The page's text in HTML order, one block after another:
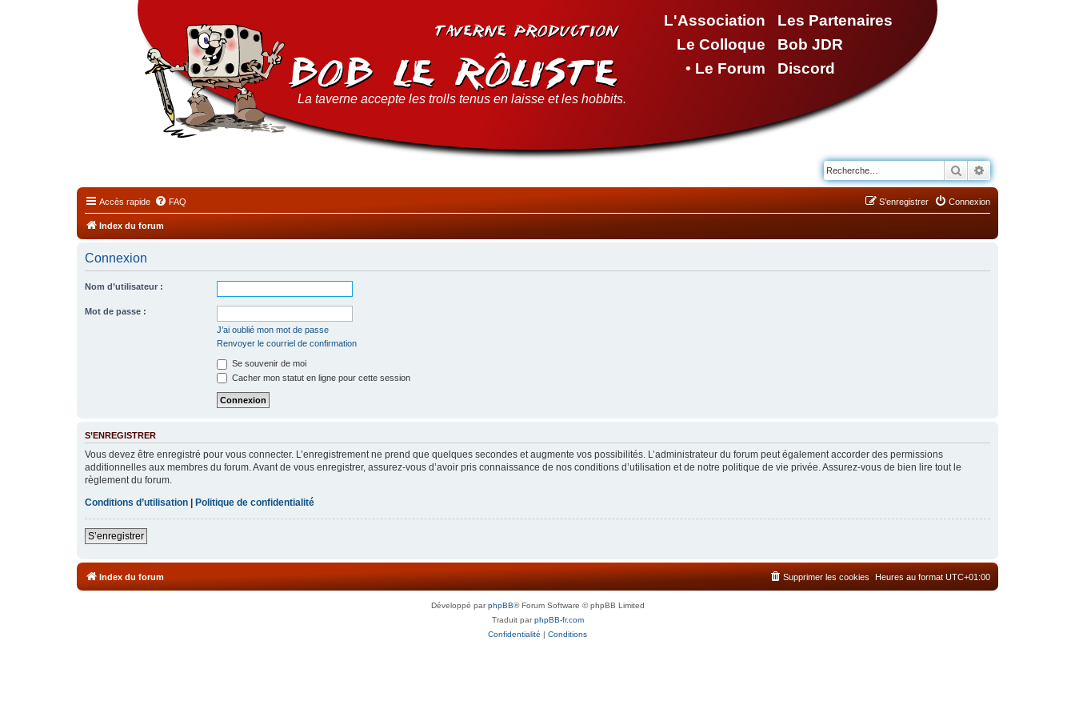
L'Association
Le Colloque
• Le Forum
Les Partenaires
Bob JDR
Discord
La taverne accepte les trolls tenus en laisse et les hobbits.
Rechercher
Accès rapide FAQ Connexion
S’enregistrer
Index du forum
Connexion
Nom d’utilisateur :
Mot de passe :
J’ai oublié mon mot de passe
Renvoyer le courriel de confirmation
Se souvenir de moi
Cacher mon statut en ligne pour cette session
S’ENREGISTRER
Vous devez être enregistré pour vous connecter. L’enregistrement ne prend que quelques secondes et augmente vos possibilités. L’administrateur du forum peut également accorder des permissions
additionnelles aux membres du forum. Avant de vous enregistrer, assurez-vous d’avoir pris connaissance de nos conditions d’utilisation et de notre politique de vie privée. Assurez-vous de bien lire tout le
règlement du forum.
Conditions d’utilisation | Politique de confidentialité
S’enregistrer
Index du forum Heures au format UTC+01:00
Supprimer les cookies
Développé parphpBB® Forum Software © phpBB Limited
Traduit parphpBB-fr.com
Confidentialité | Conditions